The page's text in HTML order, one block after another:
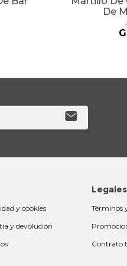
De
y cookies
y devolución
Legales
Términos
Contrato